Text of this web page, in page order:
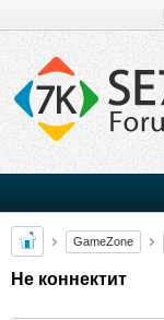
GameZone
Не коннектит